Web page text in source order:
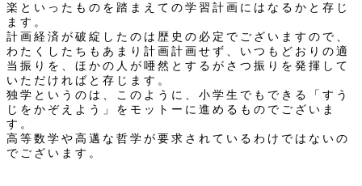
楽といったものを踏まえての学習計画にはなるかと存じ
ます。
計画経済が破綻したのは歴史の必定でございますので、
わたくしたちもあまり計画計画せず、いつもどおりの適
当振りを、ほかの人が唖然とするがさつ振りを発揮して
いただければと存じます。
独学というのは、このように、小学生でもできる「すう
じをかぞえよう」をモットーに進めるものでございま
す。
高等数学や高邁な哲学が要求されているわけではないの
でございます。